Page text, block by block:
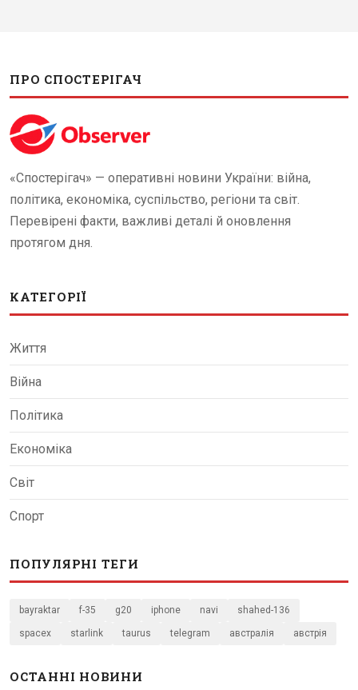
ПРО СПОСТЕРІГАЧ
«Спостерігач» — оперативні новини України: війна,
політика, економіка, суспільство, регіони та світ.
Перевірені факти, важливі деталі й оновлення
протягом дня.
КАТЕГОРІЇ
Життя
Війна
Політика
Економіка
Світ
Спорт
ПОПУЛЯРНІ ТЕГИ
bayraktar f-35 g20 iphone navi shahed-136
spacex starlink taurus telegram австралія австрія
ОСТАННІ НОВИНИ